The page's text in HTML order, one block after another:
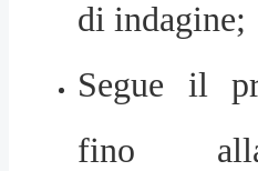
di indagine;
Segue il
fino